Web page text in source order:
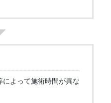
よって施術時間が異な